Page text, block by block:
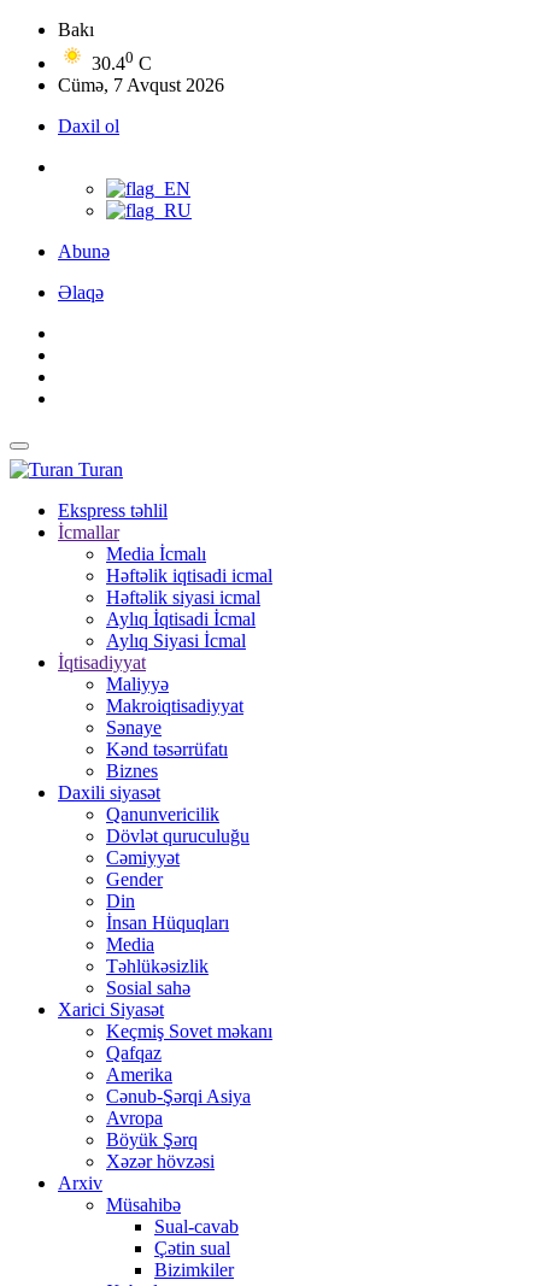
Bakı
30.40 C
Cümə, 7 Avqust 2026
Daxil ol
Abunə
Əlaqə
Turan
Ekspress təhlil
İcmallar
Media İcmalı
Həftəlik iqtisadi icmal
Həftəlik siyasi icmal
Aylıq İqtisadi İcmal
Aylıq Siyasi İcmal
İqtisadiyyat
Maliyyə
Makroiqtisadiyyat
Sənaye
Kənd təsərrüfatı
Biznes
Daxili siyasət
Qanunvericilik
Dövlət quruculuğu
Cəmiyyət
Gender
Din
İnsan Hüquqları
Media
Təhlükəsizlik
Sosial sahə
Xarici Siyasət
Keçmiş Sovet məkanı
Qafqaz
Amerika
Cənub-Şərqi Asiya
Avropa
Böyük Şərq
Xəzər hövzəsi
Arxiv
Müsahibə
Sual-cavab
Çətin sual
Bizimkiler